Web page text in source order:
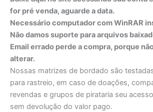
for pré venda, aguarde a data.
Necessário computador com WinRAR
Não damos suporte para arquivos
Email errado perde a compra, porque
alterar.
Nossas matrizes de bordado são
para rastreio, em caso de doações,
revendas e grupos de pirataria seu
sem devolução do valor pago.